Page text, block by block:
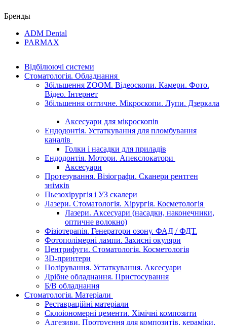
Бренды
ADM Dental
PARMAX
Відбілюючі системи
Стоматологія. Обладнання
Збільшення ZOOM. Відеоскопи. Камери. Фото.
Відео. Інтернет
Збільшення оптичне. Мікроскопи. Лупи. Дзеркала
Аксесуари для мікроскопів
Ендодонтія. Устаткування для пломбування
каналів
Голки і насадки для приладів
Ендодонтія. Мотори. Апекслокатори
Аксесуари
Протезування. Візіографи. Сканери рентген
знімків
Пьезохірургія і УЗ cкалери
Лазери. Стоматологія. Хірургія. Косметологія
Лазери. Аксесуари (насадки, наконечники,
оптичне волокно)
Фізіотерапія. Генератори озону. ФАД / ФДТ.
Фотополімерні лампи. Захисні окуляри
Центрифуги. Стоматологія. Косметологія
3D-принтери
Полірування. Устаткування. Аксесуари
Дрібне обладнання. Пристосування
Б/В обладнання
Стоматологія. Матеріали
Реставраційні матеріали
Склоіономерні цементи. Хімічні композити
Адгезиви. Протруєння для композитів, кераміки,